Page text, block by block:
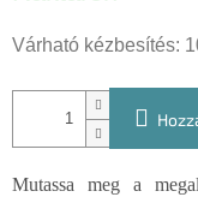
Várható kézbesítés:
Mutassa meg a